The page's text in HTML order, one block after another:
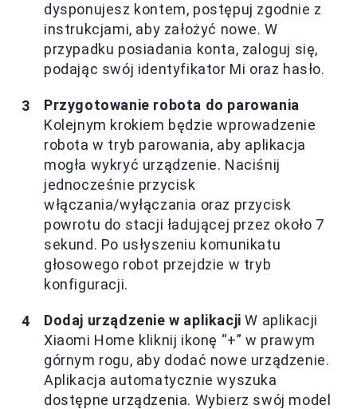
dysponujesz kontem, postępuj zgodnie z
instrukcjami, aby założyć nowe. W
przypadku posiadania konta, zaloguj się,
podając swój identyfikator Mi oraz hasło.
Przygotowanie robota do parowania
Kolejnym krokiem będzie wprowadzenie
robota w tryb parowania, aby aplikacja
mogła wykryć urządzenie. Naciśnij
jednocześnie przycisk
włączania/wyłączania oraz przycisk
powrotu do stacji ładującej przez około 7
sekund. Po usłyszeniu komunikatu
głosowego robot przejdzie w tryb
konfiguracji.
Dodaj urządzenie w aplikacji W aplikacji
Xiaomi Home kliknij ikonę “+” w prawym
górnym rogu, aby dodać nowe urządzenie.
Aplikacja automatycznie wyszuka
dostępne urządzenia. Wybierz swój model